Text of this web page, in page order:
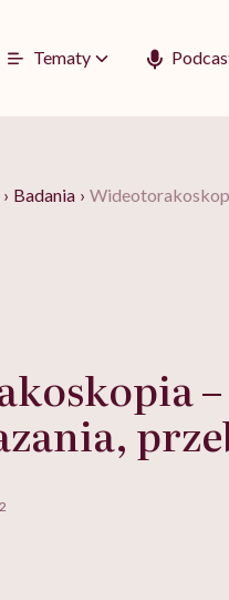
Tematy
› Badania ›